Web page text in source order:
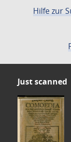
Hilfe zur
Just scanned